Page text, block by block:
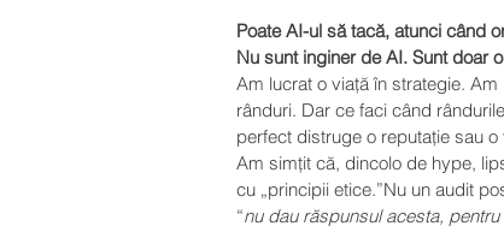
Poate AI-ul să tacă, atunci când
Nu sunt inginer de AI. Sunt doar
Am lucrat o viață în strategie.
rânduri. Dar ce faci când
perfect distruge o reputație sau o
Am simțit că, dincolo de hype,
cu „principii etice.”Nu un audit
“nu dau răspunsul acesta,